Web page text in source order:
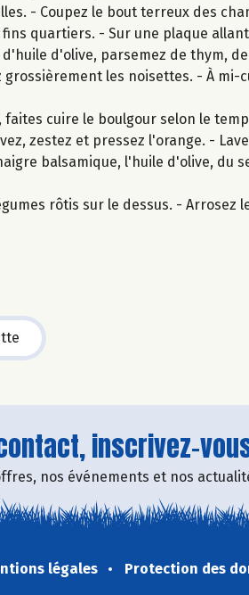
- Coupez le bout terreux des
quartiers. - Sur une plaque
d'olive, parsemez de thym,
les noisettes. - À mi-
faites cuire le boulgour selon le
zestez et pressez l'orange. -
balsamique, l'huile d'olive, du
rôtis sur le dessus. -
inscrivez-
nos événements et nos
légales Protection des